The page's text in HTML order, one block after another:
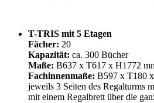
T-TRIS mit 5 Etagen
Fächer: 20
Kapazität: ca. 300 Bücher
Maße: B637 x T617 x H1772
Fachinnenmaße: B597 x T180
jeweils 3 Seiten des Regalturms
mit einem Regalbrett über die